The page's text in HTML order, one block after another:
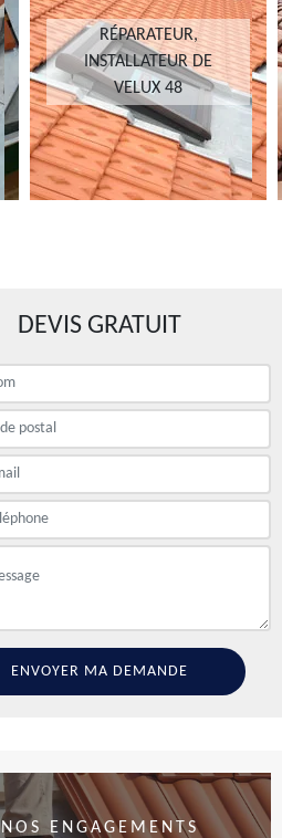
RÉPARATEUR,
INSTALLATEUR DE
VELUX 48
DEVIS GRATUIT
NOS ENGAGEMENTS